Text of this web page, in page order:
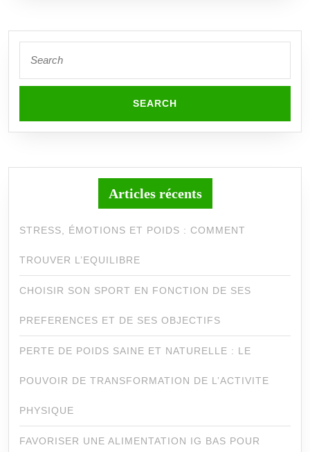
for:
Articles récents
STRESS, ÉMOTIONS ET POIDS : COMMENT
TROUVER L’EQUILIBRE
CHOISIR SON SPORT EN FONCTION DE SES
PREFERENCES ET DE SES OBJECTIFS
PERTE DE POIDS SAINE ET NATURELLE : LE
POUVOIR DE TRANSFORMATION DE L’ACTIVITE
PHYSIQUE
FAVORISER UNE ALIMENTATION IG BAS POUR